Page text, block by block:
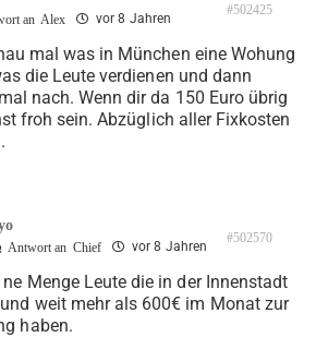
an Alex vor 8 Jahren
#502425
mal was in München eine Wohung
die Leute verdienen und dann
nach. Wenn dir da 150 Euro übrig
froh sein. Abzüglich aller Fixkosten
Antwort an Chief vor 8 Jahren
#502570
ne Menge Leute die in der Innenstadt
weit mehr als 600€ im Monat zur
haben.